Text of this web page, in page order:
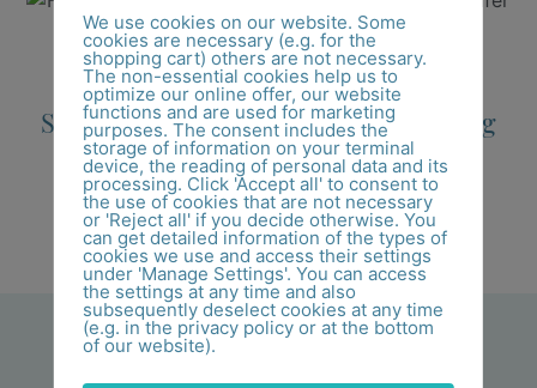
Flora Mare
Strandhafer Ring
SR 21
224,00€–245,00€
Ausführung wählen
Flora Mare
Strandhafer Ring
SR 22
210,00€–230,00
Ausführung wählen
We use cookies on our website. Some
cookies are necessary (e.g. for the
shopping cart) others are not necessary.
The non-essential cookies help us to
optimize our online offer, our website
functions and are used for marketing
purposes. The consent includes the
storage of information on your terminal
device, the reading of personal data and its
processing. Click 'Accept all' to consent to
the use of cookies that are not necessary
or 'Reject all' if you decide otherwise. You
can get detailed information of the types of
cookies we use and access their settings
under 'Manage Settings'. You can access
the settings at any time and also
subsequently deselect cookies at any time
(e.g. in the privacy policy or at the bottom
of our website).